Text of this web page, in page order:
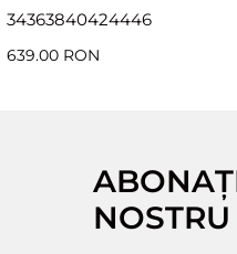
34363840424446
639.00 RON
NOSTRU